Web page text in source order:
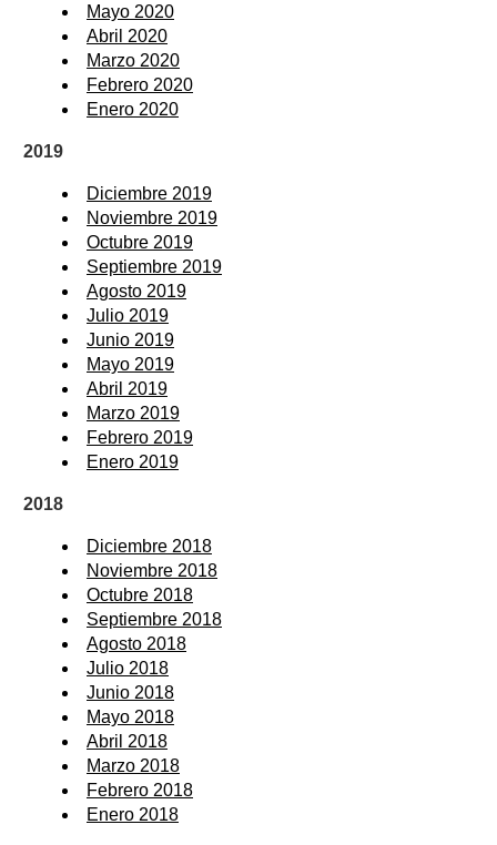
Mayo 2020
Abril 2020
Marzo 2020
Febrero 2020
Enero 2020
2019
Diciembre 2019
Noviembre 2019
Octubre 2019
Septiembre 2019
Agosto 2019
Julio 2019
Junio 2019
Mayo 2019
Abril 2019
Marzo 2019
Febrero 2019
Enero 2019
2018
Diciembre 2018
Noviembre 2018
Octubre 2018
Septiembre 2018
Agosto 2018
Julio 2018
Junio 2018
Mayo 2018
Abril 2018
Marzo 2018
Febrero 2018
Enero 2018